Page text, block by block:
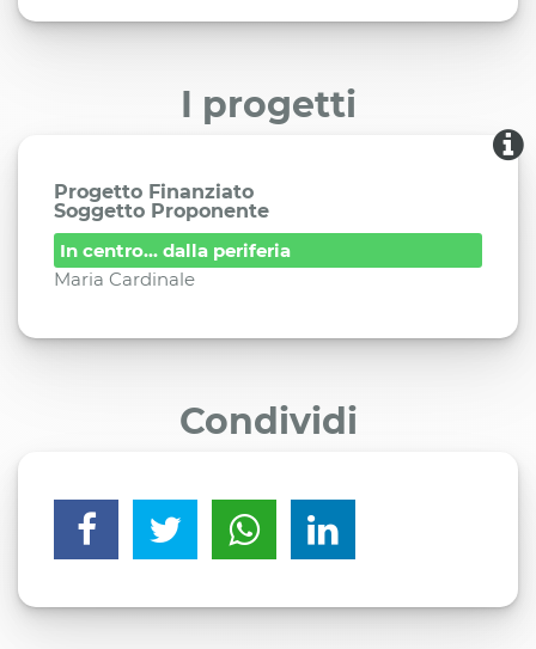
I progetti
Progetto Finanziato
Soggetto Proponente
In centro... dalla periferia
Maria Cardinale
Condividi